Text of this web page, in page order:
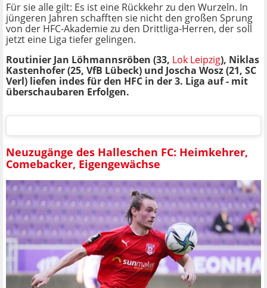
Für sie alle gilt: Es ist eine Rückkehr zu den Wurzeln. In
jüngeren Jahren schafften sie nicht den großen Sprung
von der HFC-Akademie zu den Drittliga-Herren, der soll
jetzt eine Liga tiefer gelingen.
Routinier Jan Löhmannsröben (33, Lok Leipzig), Niklas
Kastenhofer (25, VfB Lübeck) und Joscha Wosz (21, SC
Verl) liefen indes für den HFC in der 3. Liga auf - mit
überschaubaren Erfolgen.
Neuzugänge des Halleschen FC: Heimkehrer,
Comebacker, Eigengewächse